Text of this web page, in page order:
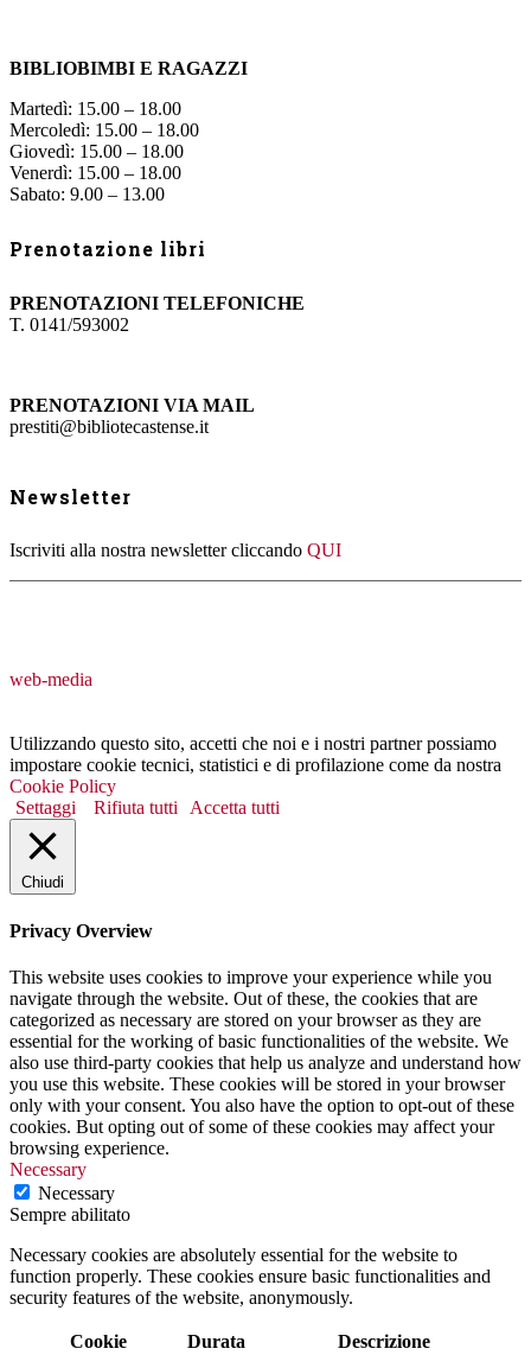
BIBLIOBIMBI E RAGAZZI
Martedì: 15.00 – 18.00
Mercoledì: 15.00 – 18.00
Giovedì: 15.00 – 18.00
Venerdì: 15.00 – 18.00
Sabato: 9.00 – 13.00
Prenotazione libri
PRENOTAZIONI TELEFONICHE
T. 0141/593002
PRENOTAZIONI VIA MAIL
prestiti@bibliotecastense.it
Newsletter
Iscriviti alla nostra newsletter cliccando QUI
web-media
Utilizzando questo sito, accetti che noi e i nostri partner possiamo
impostare cookie tecnici, statistici e di profilazione come da nostra
Cookie Policy
Settaggi
Rifiuta tutti Accetta tutti
Chiudi
Privacy Overview
This website uses cookies to improve your experience while you
navigate through the website. Out of these, the cookies that are
categorized as necessary are stored on your browser as they are
essential for the working of basic functionalities of the website. We
also use third-party cookies that help us analyze and understand how
you use this website. These cookies will be stored in your browser
only with your consent. You also have the option to opt-out of these
cookies. But opting out of some of these cookies may affect your
browsing experience.
Necessary
Necessary
Sempre abilitato
Necessary cookies are absolutely essential for the website to
function properly. These cookies ensure basic functionalities and
security features of the website, anonymously.
Cookie Durata Descrizione